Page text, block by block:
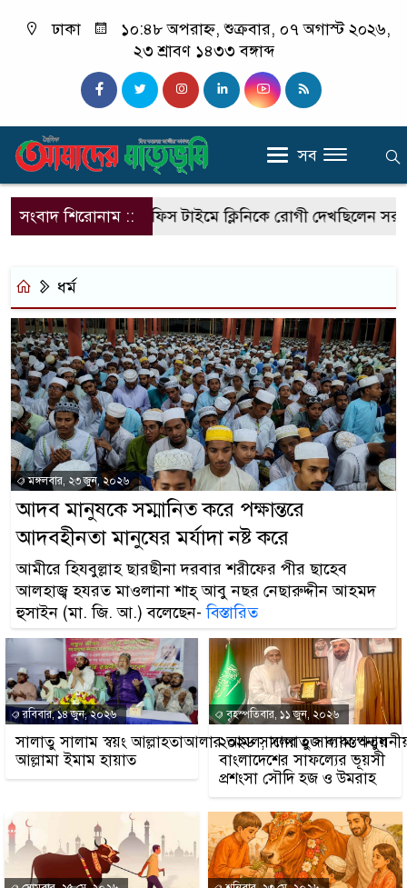
ঢাকা
১০:৪৮ অপরাহ্ন, শুক্রবার, ০৭ অগাস্ট ২০২৬,
২৩ শ্রাবণ ১৪৩৩ বঙ্গাব্দ
সব
সংবাদ শিরোনাম ::
এসআরবি অফিস টাইমে ক্লিনিকে রোগী দেখছিলেন
ধর্ম
মঙ্গলবার, ২৩ জুন, ২০২৬
আদব মানুষকে সম্মানিত করে পক্ষান্তরে
আদবহীনতা মানুষের মর্যাদা নষ্ট করে
আমীরে হিযবুল্লাহ ছারছীনা দরবার শরীফের পীর ছাহেব
আলহাজ্ব হযরত মাওলানা শাহ্ আবু নছর নেছারুদ্দীন আহমদ
হুসাইন (মা. জি. আ.) বলেছেন-বিস্তারিত
রবিবার, ১৪ জুন, ২০২৬
সালাতু সালাম স্বয়ং আল্লাহতাআলার আমল, সালাতু সালাম
আল্লামা ইমাম হায়াত
বৃহস্পতিবার, ১১ জুন, ২০২৬
২০২৬ সালের হজ ব্যবস্তপনায়
বাংলাদেশের সাফল্যের ভূয়সী
প্রশংসা সৌদি হজ ও উমরাহ